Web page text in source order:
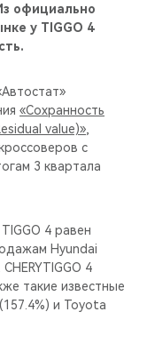
официально
у TIGGO 4
«Сохранность
value)»
с
3 квартала
4 равен
Hyundai
4
такие известные
и Toyota